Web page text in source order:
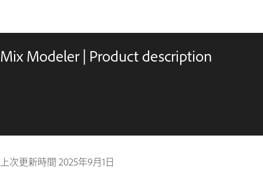
Mix Modeler | Product description
上次更新時間 2025年9月1日